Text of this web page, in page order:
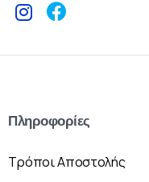
Πληροφορίες
Τρόποι Αποστολής